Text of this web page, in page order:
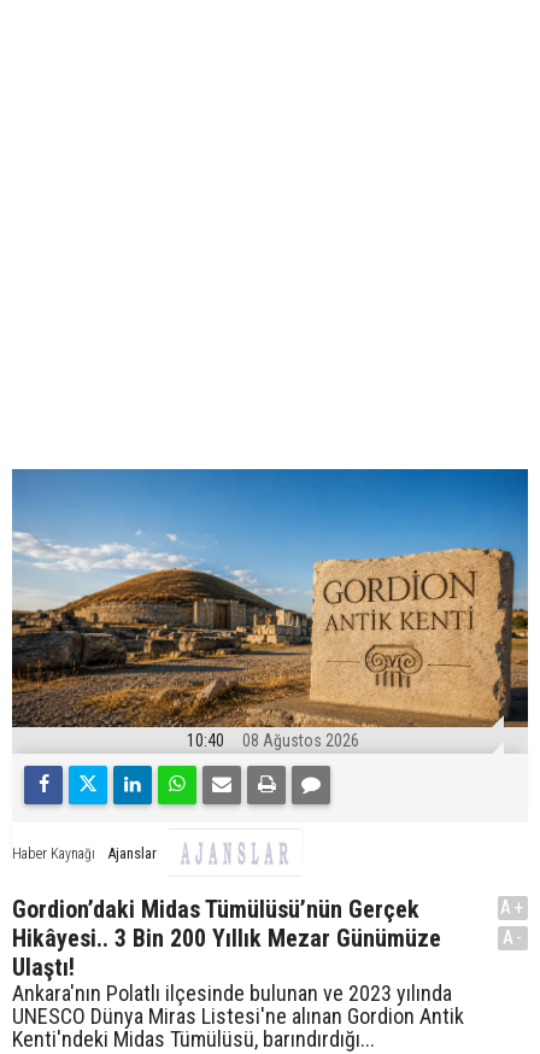
10:40 08 Ağustos 2026
Haber Kaynağı Ajanslar
Gordion’daki Midas Tümülüsü’nün Gerçek
Hikâyesi.. 3 Bin 200 Yıllık Mezar Günümüze
Ulaştı!
Ankara'nın Polatlı ilçesinde bulunan ve 2023 yılında
UNESCO Dünya Miras Listesi'ne alınan Gordion Antik
Kenti'ndeki Midas Tümülüsü, barındırdığı...
A+
A-